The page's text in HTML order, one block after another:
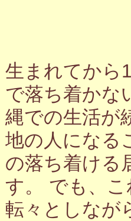
生まれてから
で落ち着かな
縄での生活が
地の人になる
の落ち着ける
す。 でも、
転々としなが